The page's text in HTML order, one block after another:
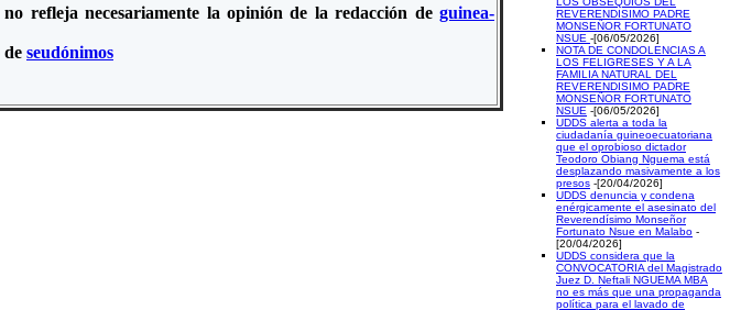
refleja necesariamente la opinión de la redacción de guinea-
de seudónimos
REVERENDISIMO PADRE
MONSEÑOR FORTUNATO
NSUE -[06/05/2026]
NOTA DE CONDOLENCIAS A
LOS FELIGRESES Y A LA
FAMILIA NATURAL DEL
REVERENDISIMO PADRE
MONSEÑOR FORTUNATO
NSUE -[06/05/2026]
UDDS alerta a toda la
ciudadanía guineoecuatoriana
que el oprobioso dictador
Teodoro Obiang Nguema está
desplazando masivamente a los
presos -[20/04/2026]
UDDS denuncia y condena
enérgicamente el asesinato del
Reverendísimo Monseñor
Fortunato Nsue en Malabo -
[20/04/2026]
UDDS considera que la
CONVOCATORIA del Magistrado
Juez D. Neftali NGUEMA MBA
no es más que una propaganda
política para el lavado de